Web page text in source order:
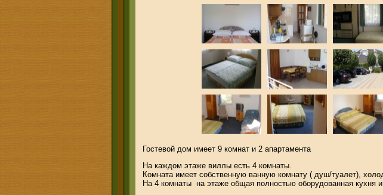
Гостевой дом имеет 9 комнат и 2 апартамента
На каждом этаже виллы есть 4 комнаты.
Комната имеет собственную ванную комнату ( душ/туалет),
На 4 комнаты на этаже общая полностью оборудованная кухня